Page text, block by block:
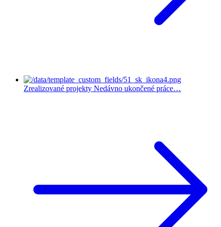
Zrealizované projekty Nedávno ukončené práce…